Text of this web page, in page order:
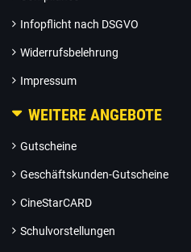
Infopflicht nach DSGVO
Widerrufsbelehrung
Impressum
WEITERE ANGEBOTE
Gutscheine
Geschäftskunden-Gutscheine
CineStarCARD
Schulvorstellungen